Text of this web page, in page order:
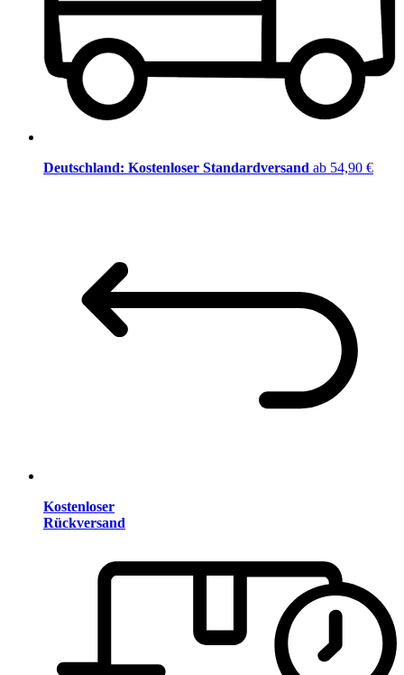
Deutschland: Kostenloser Standardversand ab 54,90 €
Kostenloser
Rückversand